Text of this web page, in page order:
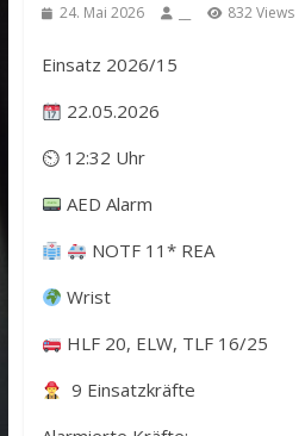
24. Mai 2026 832 Views
Einsatz 2026/15
22.05.2026
⏲ 12:32 Uhr
AED Alarm
NOTF 11* REA
Wrist
HLF 20, ELW, TLF 16/25
9 Einsatzkräfte